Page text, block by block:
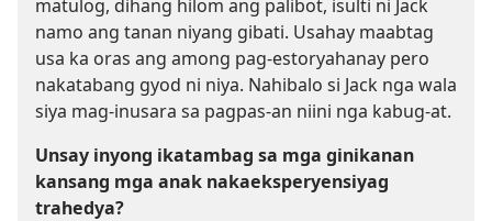
matulog, dihang hilom ang palibot, isulti ni Jack
namo ang tanan niyang gibati. Usahay maabtag
usa ka oras ang among pag-estoryahanay pero
nakatabang gyod ni niya. Nahibalo si Jack nga wala
siya mag-inusara sa pagpas-an niini nga kabug-at.
Unsay inyong ikatambag sa mga ginikanan
kansang mga anak nakaeksperyensiyag
trahedya?